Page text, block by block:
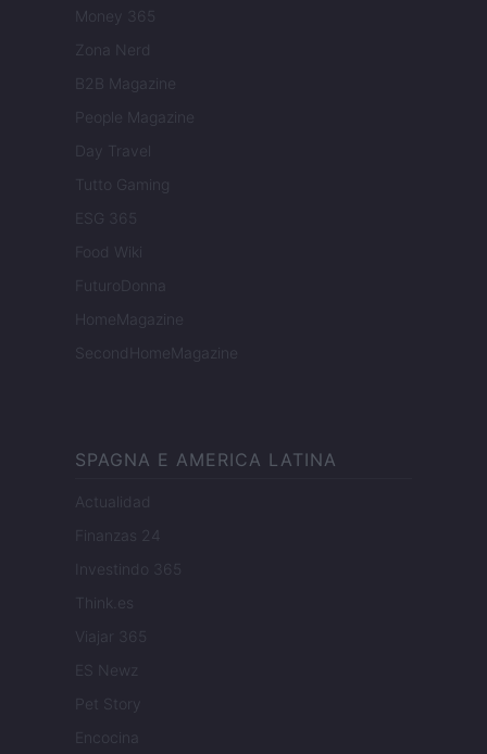
Money 365
Zona Nerd
B2B Magazine
People Magazine
Day Travel
Tutto Gaming
ESG 365
Food Wiki
FuturoDonna
HomeMagazine
SecondHomeMagazine
SPAGNA E AMERICA LATINA
Actualidad
Finanzas 24
Investindo 365
Think.es
Viajar 365
ES Newz
Pet Story
Encocina